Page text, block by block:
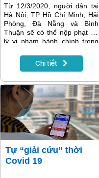
Từ 12/3/2020, người dân tại
Hà Nội, TP Hồ Chí Minh, Hải
Phòng, Đà Nẵng và Bình
Thuận sẽ có thể nộp phạt xử
lý vi phạm hành chính trong
ngay trên Cổng Dịch vụ công
quốc gia thông qua VNPT
Chi tiết
Tự “giải cứu” thời
Covid 19